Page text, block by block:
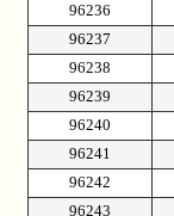
96236
96237
96238
96239
96240
96241
96242
96243